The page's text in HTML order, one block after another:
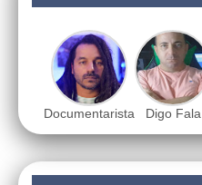
Documentarista Digo Fala